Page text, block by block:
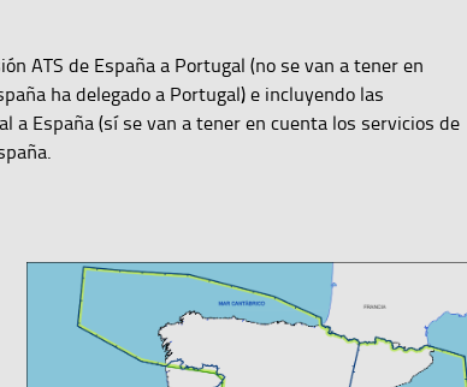
ATS de España a Portugal (no se van a tener en
ha delegado a Portugal) e incluyendo las
a España (sí se van a tener en cuenta los servicios de